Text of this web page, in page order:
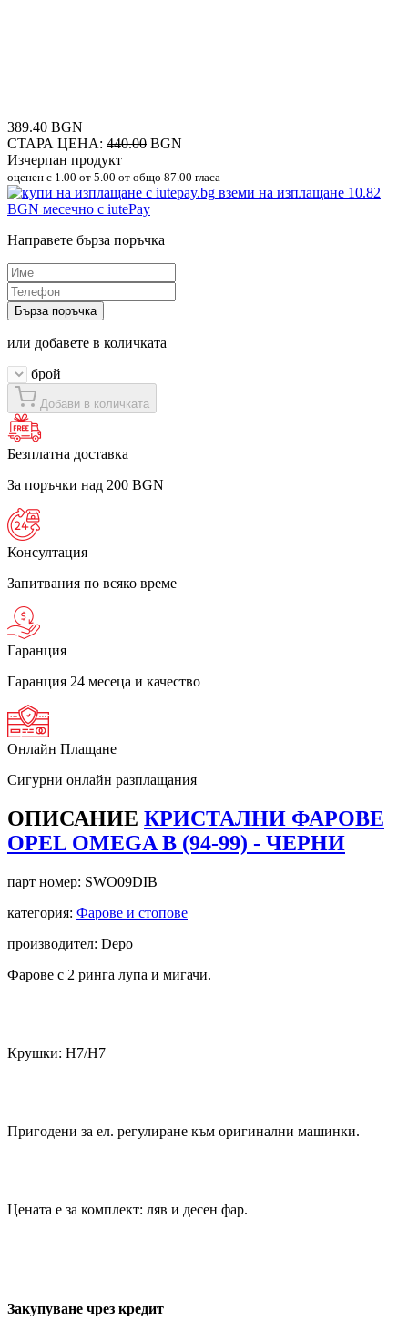
389.40 BGN
СТАРА ЦЕНА: 440.00 BGN
Изчерпан продукт
оценен с 1.00 от 5.00 от общо 87.00 гласа
вземи на изплащане 10.82
BGN месечно с iutePay
Направете бърза поръчка
Бърза поръчка
или добавете в количката
брой
Добави в количката
Безплатна доставка
За поръчки над 200 BGN
Консултация
Запитвания по всяко време
Гаранция
Гаранция 24 месеца и качество
Онлайн Плащане
Сигурни онлайн разплащания
ОПИСАНИЕ КРИСТАЛНИ ФАРОВЕ
OPEL OMEGA B (94-99) - ЧЕРНИ
парт номер: SWO09DIB
категория: Фарове и стопове
производител: Depo
Фарове с 2 ринга лупа и мигачи.
Крушки: Н7/Н7
Пригодени за ел. регулиране към оригинални машинки.
Цената е за комплект: ляв и десен фар.
Закупуване чрез кредит